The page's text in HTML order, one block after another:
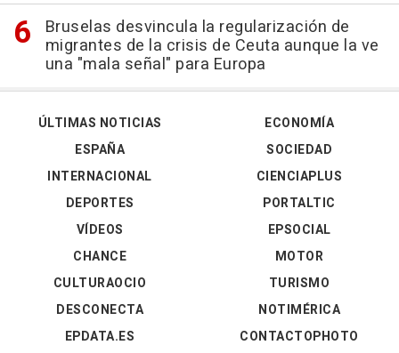
Bruselas desvincula la regularización de
migrantes de la crisis de Ceuta aunque la ve
una "mala señal" para Europa
ÚLTIMAS NOTICIAS
ESPAÑA
INTERNACIONAL
DEPORTES
VÍDEOS
ECONOMÍA
SOCIEDAD
CIENCIAPLUS
PORTALTIC
EPSOCIAL
CHANCE
CULTURAOCIO
DESCONECTA
EPDATA.ES
MOTOR
TURISMO
NOTIMÉRICA
CONTACTOPHOTO